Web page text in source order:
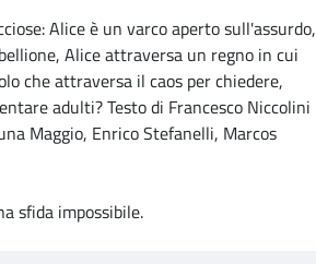
Alice è un varco aperto sull'assurdo,
Alice attraversa un regno in cui
che attraversa il caos per chiedere,
adulti? Testo di Francesco Niccolini
Maggio, Enrico Stefanelli, Marcos
sfida impossibile.